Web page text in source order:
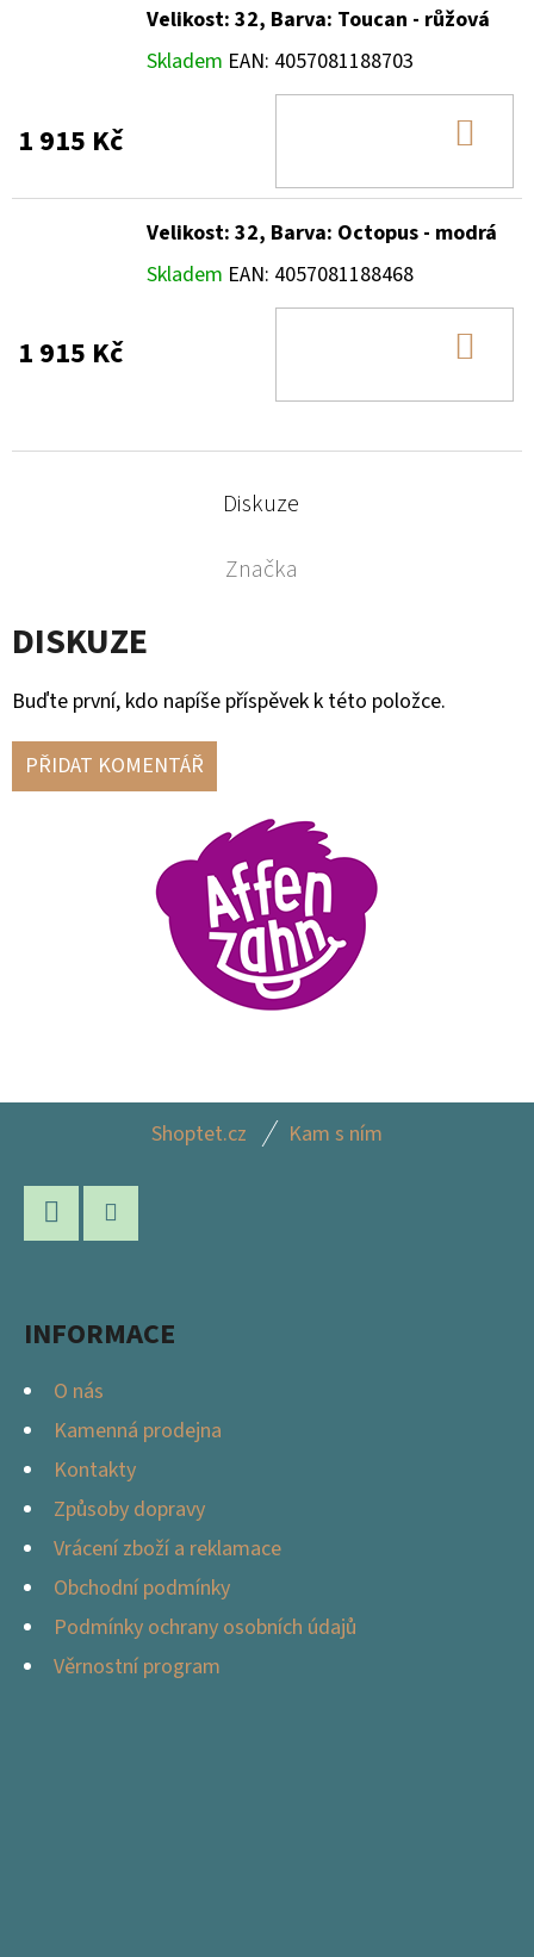
Velikost: 32, Barva: Toucan - růžová
Skladem EAN: 4057081188703
1 915 Kč
Velikost: 32, Barva: Octopus - modrá
Skladem EAN: 4057081188468
1 915 Kč
Diskuze
Značka
DISKUZE
Buďte první, kdo napíše příspěvek k této položce.
PŘIDAT KOMENTÁŘ
Shoptet.cz Kam s ním
INFORMACE
O nás
Kamenná prodejna
Kontakty
Způsoby dopravy
Vrácení zboží a reklamace
Obchodní podmínky
Podmínky ochrany osobních údajů
Věrnostní program